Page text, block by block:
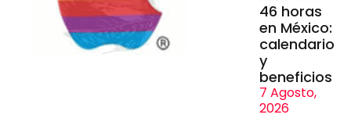
46 horas
en México:
calendario
y
beneficios
7 Agosto,
2026